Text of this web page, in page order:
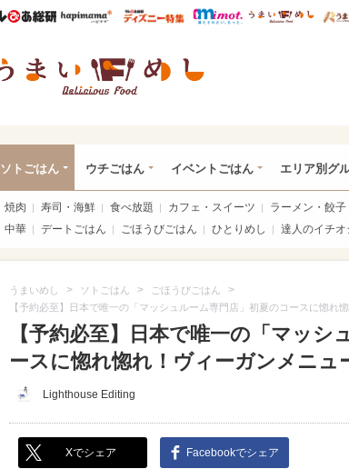
ウレぴあ総研ハピママ* ウレぴあ総研 ディズニー
mimot. うま
ソトごはん ウチごはん イベントごはん エリア別グ
焼肉 寿司・海鮮 食べ放題 カフェ・スイーツ ラーメン・餃子
中華
デートごはん ごほうびごはん ひとりめし 達人のイチオ
うまいめし > ソトごはん > ごほうびごはん >
【予約必至】日本で唯一の「マッシュルーム専門店」初夏のコースに惚れ
【予約必至】日本で唯一の「マッシ
ースに惚れ惚れ！ヴィーガンメニュ
Lighthouse Editing
Xでシェア Facebookでシェア